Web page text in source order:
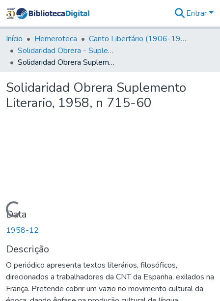
&
Coleções
Tudo na
Biblioteca
Estatísticas
Entrar
Início Hemeroteca
Canto Libertário (1906-1995)
Solidaridad Obrera - Suplemento Literario
Solidaridad Obrera Suplemento Literario, 1958, n 715-60
Solidaridad Obrera Suplemento
Literario, 1958, n 715-60
Carregando...
Data
1958-12
Descrição
O periódico apresenta textos literários, filosóficos,
direcionados a trabalhadores da CNT da Espanha, exilados na
França. Pretende cobrir um vazio no movimento cultural da